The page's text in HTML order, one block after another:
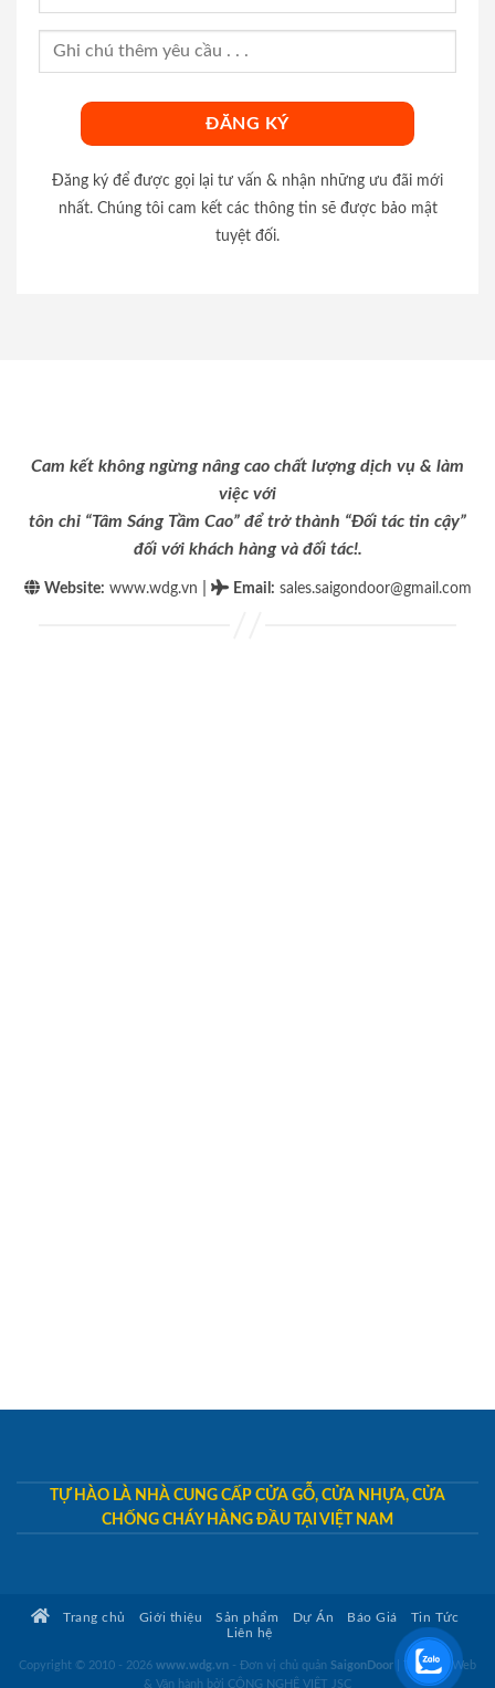
Đăng ký để được gọi lại tư vấn & nhận những ưu đãi mới
nhất. Chúng tôi cam kết các thông tin sẽ được bảo mật
tuyệt đối.
Cam kết không ngừng nâng cao chất lượng dịch vụ & làm
việc với
tôn chỉ “Tâm Sáng Tầm Cao” để trở thành “Đối tác tin cậy”
đối với khách hàng và đối tác!.
Website: www.wdg.vn Email : sales.saigondoor@gmail.com
TỰ HÀO LÀ NHÀ CUNG CẤP CỬA GỖ, CỬA NHỰA, CỬA
CHỐNG CHÁY HÀNG ĐẦU TẠI VIỆT NAM
Trang chủ Giới thiệu Sản phẩm Dự Án Báo Giá
Tin Tức
Liên hệ
Copyright © 2010 - 2026 www.wdg.vn - Đơn vị chủ quản SaigonDoor
Thiết kế Web
& Vận hành bởi CÔNG NGHỆ VIỆT JSC